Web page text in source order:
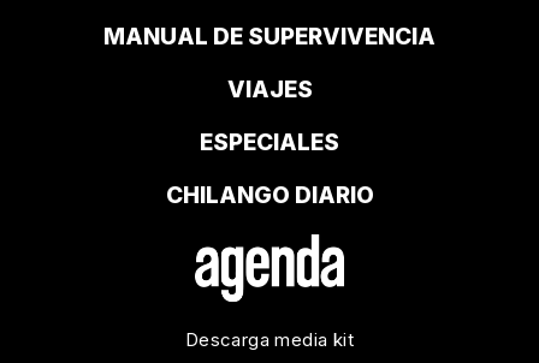
MANUAL DE SUPERVIVENCIA
VIAJES
ESPECIALES
CHILANGO DIARIO
Descarga media kit